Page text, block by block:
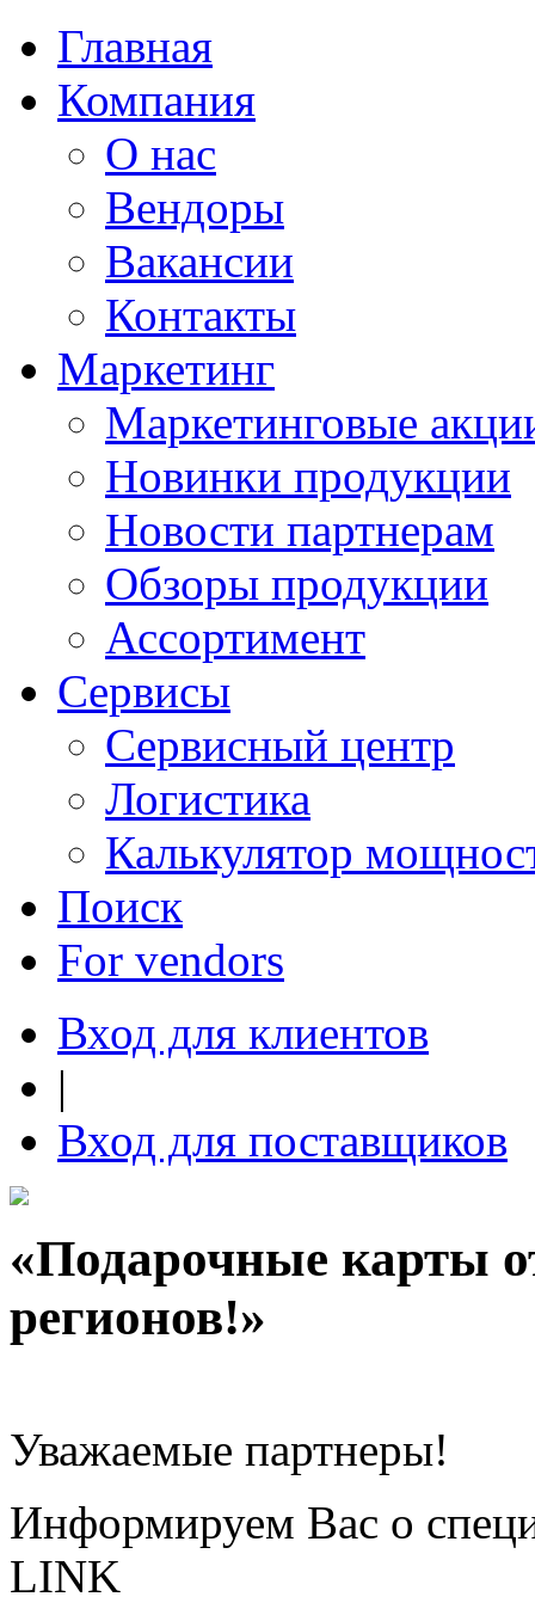
Главная
Компания
О нас
Вендоры
Вакансии
Контакты
Маркетинг
Маркетинговые
Новинки продукции
Новости партнерам
Обзоры продукции
Ассортимент
Сервисы
Сервисный центр
Логистика
Калькулятор
Поиск
For vendors
Вход для клиентов
|
Вход для поставщиков
«Подарочные карты
регионов!»
Уважаемые партнеры!
Информируем Вас о
LINK